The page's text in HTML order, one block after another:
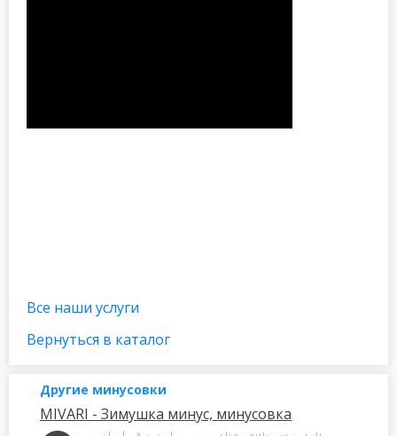
Все наши услуги
Вернуться в каталог
Другие минусовки
MIVARI - Зимушка минус, минусовка